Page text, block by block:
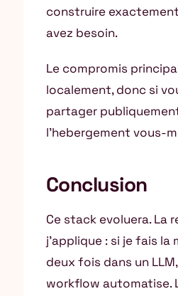
construire
avez besoin.
Le compromis
localement, donc si
partager
l’hebergement vous-
Conclusion
Ce stack evoluera. La
j’applique : si je fais la
deux fois dans un
workflow automatise.